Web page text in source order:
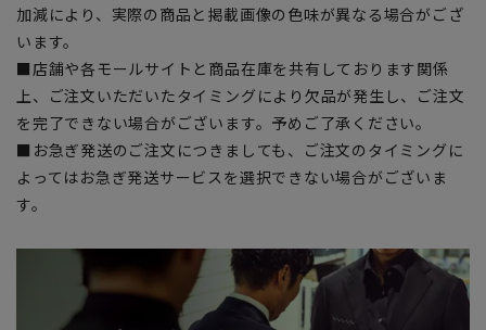
加減により、実際の商品と掲載画像の色味が異なる場合がござ
います。
■店舗や各モールサイトと商品在庫を共有しております関係
上、ご注文いただいたタイミングにより欠品が発生し、ご注文
を完了できない場合がございます。予めご了承ください。
■お急ぎ発送のご注文につきましても、ご注文のタイミングに
よってはお急ぎ発送サービスを選択できない場合がございま
す。